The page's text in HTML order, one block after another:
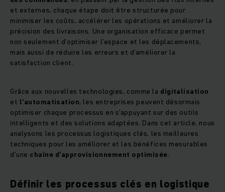
et externes, chaque étape doit être structurée pour
minimiser les coûts, accélérer les opérations et améliorer la
précision des livraisons. Une organisation efficace permet
non seulement d’optimiser l’espace et les déplacements,
mais aussi de réduire les erreurs et d’améliorer la
satisfaction client.
Grâce aux nouvelles technologies, comme la digitalisation
et l’automatisation, les entreprises peuvent désormais
optimiser chaque processus en s’appuyant sur des outils
intelligents et des solutions adaptées. Dans cet article, nous
analysons les processus logistiques clés, les meilleures
techniques pour les améliorer et les bénéfices mesurables
d’une chaîne d’approvisionnement optimisée.
Définir les processus clés en logistique